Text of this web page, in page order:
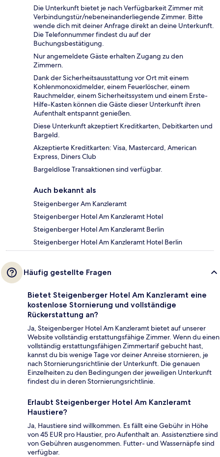
Die Unterkunft bietet je nach Verfügbarkeit Zimmer mit
Verbindungstür/nebeneinanderliegende Zimmer. Bitte
wende dich mit deiner Anfrage direkt an deine Unterkunft.
Die Telefonnummer findest du auf der
Buchungsbestätigung.
Nur angemeldete Gäste erhalten Zugang zu den
Zimmern.
Dank der Sicherheitsausstattung vor Ort mit einem
Kohlenmonoxidmelder, einem Feuerlöscher, einem
Rauchmelder, einem Sicherheitssystem und einem Erste-
Hilfe-Kasten können die Gäste dieser Unterkunft ihren
Aufenthalt entspannt genießen.
Diese Unterkunft akzeptiert Kreditkarten, Debitkarten und
Bargeld.
Akzeptierte Kreditkarten: Visa, Mastercard, American
Express, Diners Club
Bargeldlose Transaktionen sind verfügbar.
Auch bekannt als
Steigenberger Am Kanzleramt
Steigenberger Hotel Am Kanzleramt Hotel
Steigenberger Hotel Am Kanzleramt Berlin
Steigenberger Hotel Am Kanzleramt Hotel Berlin
Häufig gestellte Fragen
Bietet Steigenberger Hotel Am Kanzleramt eine
kostenlose Stornierung und vollständige
Rückerstattung an?
Ja, Steigenberger Hotel Am Kanzleramt bietet auf unserer
Website vollständig erstattungsfähige Zimmer. Wenn du einen
vollständig erstattungsfähigen Zimmertarif gebucht hast,
kannst du bis wenige Tage vor deiner Anreise stornieren, je
nach Stornierungsrichtlinie der Unterkunft. Die genauen
Einzelheiten zu den Bedingungen der jeweiligen Unterkunft
findest du in deren Stornierungsrichtlinie.
Erlaubt Steigenberger Hotel Am Kanzleramt
Haustiere?
Ja, Haustiere sind willkommen. Es fällt eine Gebühr in Höhe
von 45 EUR pro Haustier, pro Aufenthalt an. Assistenztiere sind
von Gebühren ausgenommen. Futter- und Wassernäpfe sind
verfügbar.